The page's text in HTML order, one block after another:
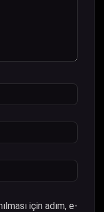
için adım, e-